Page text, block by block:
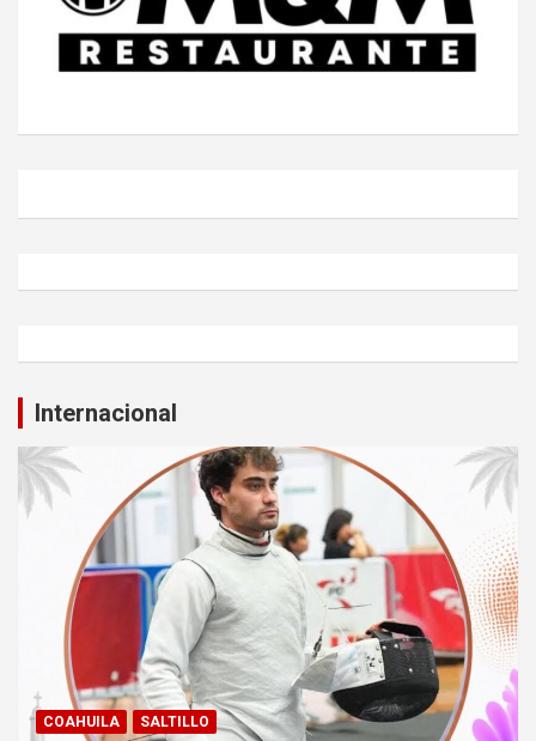
Internacional
COAHUILA SALTILLO